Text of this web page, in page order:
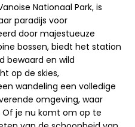
Nationaal Park, is
paradijs voor
door majestueuze
bossen, biedt het station
bewaard en wild
op de skies,
wandeling een volledige
omgeving, waar
Of je nu komt om op te